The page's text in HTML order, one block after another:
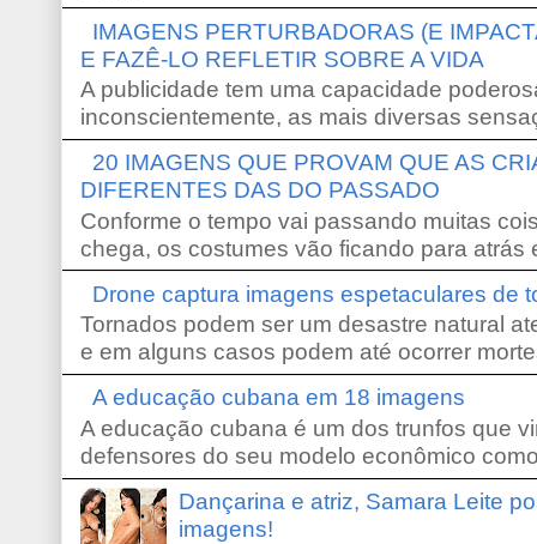
IMAGENS PERTURBADORAS (E
E FAZÊ-LO REFLETIR SOBRE A VIDA
A publicidade tem uma capacidade
inconscientemente, as mais diversas
20 IMAGENS QUE PROVAM QUE AS
DIFERENTES DAS DO PASSADO
Conforme o tempo vai passando muitas
chega, os costumes vão ficando para atrás
Drone captura imagens espetaculares de
Tornados podem ser um desastre natural
e em alguns casos podem até ocorrer
A educação cubana em 18 imagens
A educação cubana é um dos trunfos que
defensores do seu modelo econômico
Dançarina e atriz, Samara Leite
imagens!